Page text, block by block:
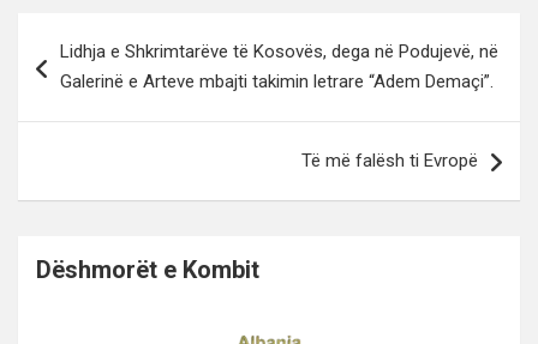
te
Lidhja e Shkrimtarëve të Kosovës, dega në Podujevë, në
Galerinë e Arteve mbajti takimin letrare “Adem Demaçi”.
Të më falësh ti Evropë
Dëshmorët e Kombit